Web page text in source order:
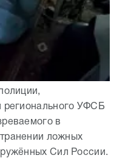
регионального УФСБ
в
ложных
Сил России.